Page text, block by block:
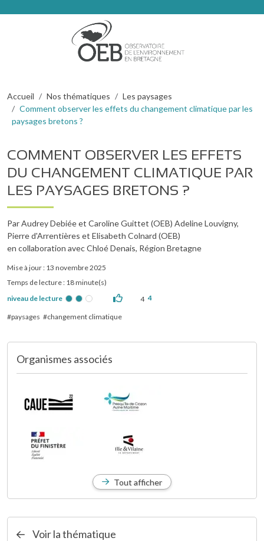
FIL D'ARIANE
Accueil Nos thématiques
Les paysages
Comment observer les effets du changement climatique par les
paysages bretons ?
COMMENT OBSERVER LES EFFETS
DU CHANGEMENT CLIMATIQUE PAR
LES PAYSAGES BRETONS ?
Par Audrey Debiée et Caroline Guittet (OEB) Adeline Louvigny,
Pierre d'Arrentières et Elisabeth Colnard (OEB)
en collaboration avec Chloé Denais, Région Bretagne
Mise à jour : 13 novembre 2025
Temps de lecture : 18 minute(s)
niveau de lecture
4 4
paysages changement climatique
Organismes associés
Tout afficher
Voir la thématique